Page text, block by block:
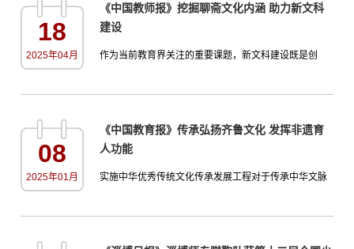
18
2025年04月
《中国教师报》挖掘聊斋文化内涵 助力新文科
建设
作为当前教育界关注的重要课题，新文科建设既是创
中华优秀传统文化蕴含的内涵能够为新文科建设提供有
技术引领四个方面对新文科建设具有重要参考价值，对
坚定文化自信大有裨益。本文将以聊斋文化为例对此进
08
2025年01月
《中国教育报》传承弘扬齐鲁文化 发挥非遗育
人功能
实施中华优秀传统文化传承发展工程对于传承中华文脉
秀传统文化传承示范校，为建设具有齐鲁文化特色的校